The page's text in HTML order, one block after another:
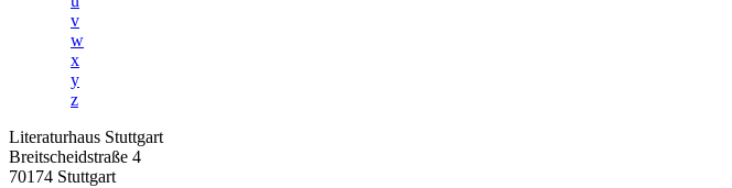
v
w
x
y
z
Literaturhaus Stuttgart
Breitscheidstraße 4
70174 Stuttgart